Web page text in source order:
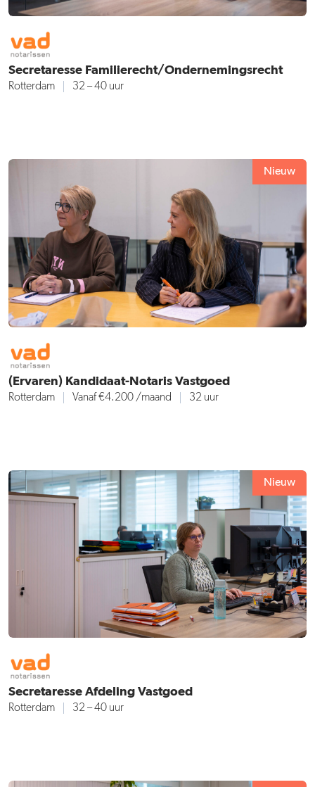
Secretaresse Familierecht/Ondernemingsrecht
Rotterdam 32 – 40 uur
Nieuw
(Ervaren) Kandidaat-Notaris Vastgoed
Rotterdam Vanaf €4.200 /maand 32 uur
Nieuw
Secretaresse Afdeling Vastgoed
Rotterdam 32 – 40 uur